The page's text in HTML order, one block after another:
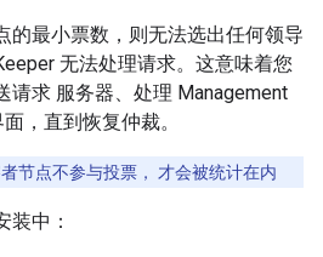
的最小票数，则无法选出任何领导
无法处理请求。这意味着您
请求 服务器、处理 Management
，直到恢复仲裁。
节点不参与投票， 才会被统计在内
装中：